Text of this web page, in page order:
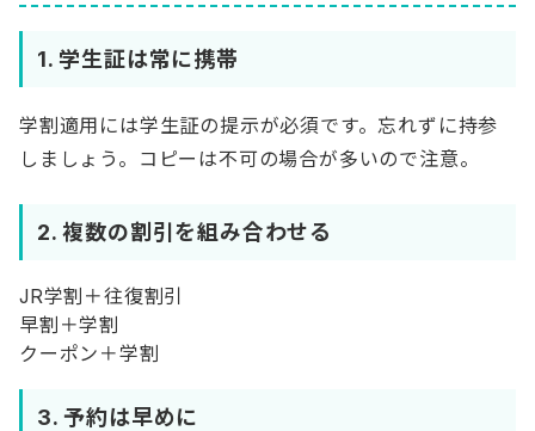
1. 学生証は常に携帯
学割適用には学生証の提示が必須です。忘れずに持参
しましょう。コピーは不可の場合が多いので注意。
2. 複数の割引を組み合わせる
JR学割＋往復割引
早割＋学割
クーポン＋学割
3. 予約は早めに